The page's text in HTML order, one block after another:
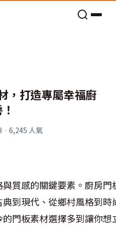
，打造專屬幸福廚
· 6,245 人氣
質感的關鍵要素。廚房
到現代、從鄉村風格到
門板素材選擇多到讓你